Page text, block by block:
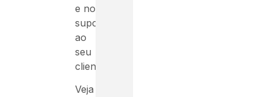
e no
suporte
ao
seu
cliente.
Veja